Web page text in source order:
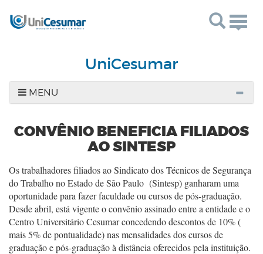
UniCesumar
MENU
CONVÊNIO BENEFICIA FILIADOS
AO SINTESP
Os trabalhadores filiados ao Sindicato dos Técnicos de Segurança
do Trabalho no Estado de São Paulo (Sintesp) ganharam uma
oportunidade para fazer faculdade ou cursos de pós-graduação.
Desde abril, está vigente o convênio assinado entre a entidade e o
Centro Universitário Cesumar concedendo descontos de 10% (
mais 5% de pontualidade) nas mensalidades dos cursos de
graduação e pós-graduação à distância oferecidos pela instituição.